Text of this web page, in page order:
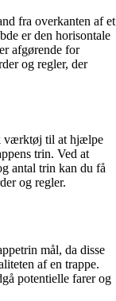
fra overkanten af et
er den horisontale
afgørende for
og regler, der
værktøj til at hjælpe
trin. Ved at
antal trin kan du få
og regler.
mål, da disse
af en trappe.
potentielle farer og